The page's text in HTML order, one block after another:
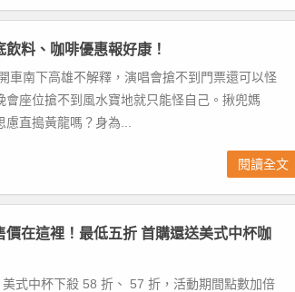
料、咖啡優惠報好康！
車南下高雄不解釋，演唱會搶不到門票還可以怪
座位搶不到風水寶地就只能怪自己。揪兜媽
直搗黃龍嗎？身為...
閱讀全文
在這裡！最低五折 首購還送美式中杯咖
式中杯下殺 58 折、 57 折，活動期間點數加倍